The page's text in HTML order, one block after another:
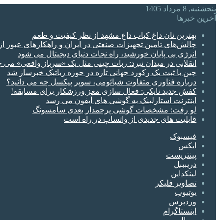
پنجشنبه, 8 مرداد 1405
آخرین خبرها
بهترین نان داغ کباب داغ مشهد از نظر کیفیت و طعم
چالش‌های تامین تجهیزات صنعتی در ایران و راهکارهای عبور
انرژی بی‌ پایان خورشید، راه نجات دنیای دیجیتال می شود
انقلابی در میدان نبرد: ربات چینی مثل یک «سرباز واقعی» می‌
چین با ثبت یک رکورد جهانی تازه در حوزه رباتیک خبرساز شد
درباره فناوری متفاوت شیائومی، سوپر پیکسل چه می دانید؟
کفش جدید نایکی: فعال‌ سازی مغز ورزشکار برای مسابقه!
اینترنت استارلینک به گوشی‌ های آیفون می رسد
لو رفت: مشخصات گوشی پرچمدار بعدی سامسونگ
قابلیت های جدیدی از واتساپ در راه است
فیسبوک
ایکس
پینتریست
دریبببل
لینکداین
تصاویر فلیکر
یوتیوب
وردپرس
اینستاگرام